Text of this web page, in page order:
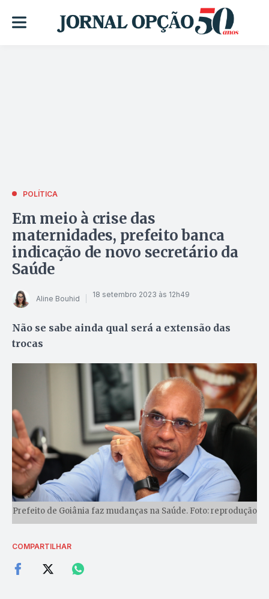
POLÍTICA
Em meio à crise das
maternidades, prefeito banca
indicação de novo secretário da
Saúde
Aline Bouhid 18 setembro 2023 às 12h49
Não se sabe ainda qual será a extensão das
trocas
Prefeito de Goiânia faz mudanças na Saúde. Foto: reprodução
COMPARTILHAR